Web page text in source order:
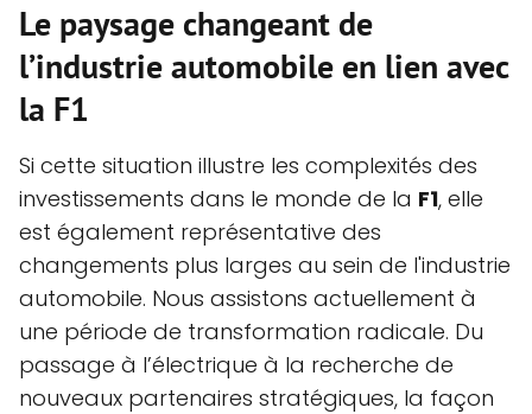
Le paysage changeant de
l’industrie automobile en lien avec
la F1
Si cette situation illustre les complexités des
investissements dans le monde de la F1, elle
est également représentative des
changements plus larges au sein de l'industrie
automobile. Nous assistons actuellement à
une période de transformation radicale. Du
passage à l’électrique à la recherche de
nouveaux partenaires stratégiques, la façon